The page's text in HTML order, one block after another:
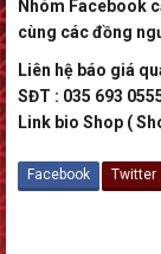
Nhóm Facebook
cùng các đồng
Liên hệ báo giá
SĐT : 035 693
Link bio Shop (
Facebook Twitter